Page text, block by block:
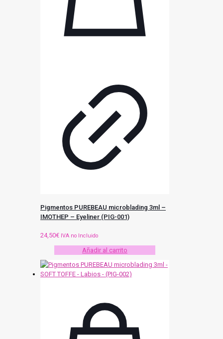
Pigmentos PUREBEAU microblading 3ml –
IMOTHEP – Eyeliner (PIG-001)
24,50€ IVA no Incluido
Añadir al carrito